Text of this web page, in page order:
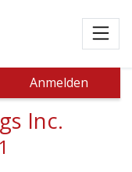
Anmelden
Inc.